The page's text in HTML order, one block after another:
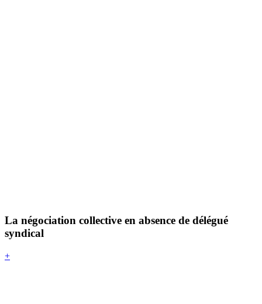
La négociation collective en absence de délégué
syndical
+